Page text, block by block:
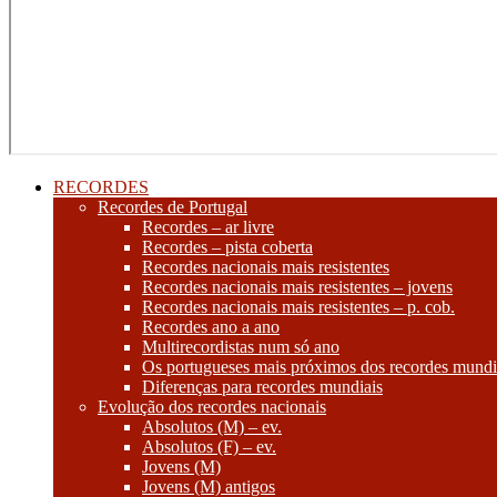
RECORDES
Recordes de Portugal
Recordes – ar livre
Recordes – pista coberta
Recordes nacionais mais resistentes
Recordes nacionais mais resistentes – jovens
Recordes nacionais mais resistentes – p. cob.
Recordes ano a ano
Multirecordistas num só ano
Os portugueses mais próximos dos recordes
Diferenças para recordes mundiais
Evolução dos recordes nacionais
Absolutos (M) – ev.
Absolutos (F) – ev.
Jovens (M)
Jovens (M) antigos